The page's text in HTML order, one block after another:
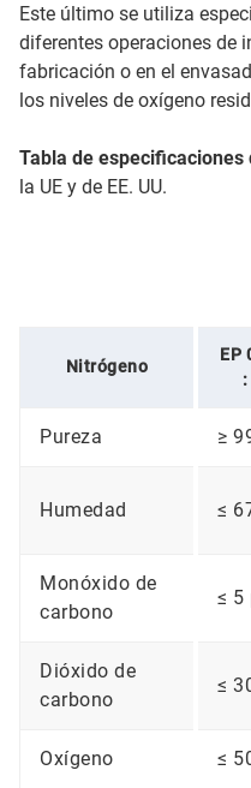
Este último se utiliza
diferentes operaciones de
fabricación o en el
los niveles de oxígeno
Tabla de especificaciones
la UE y de EE. UU.
Nitrógeno
EP
Pureza ≥
Humedad ≤
Monóxido de
carbono
≤ 5
Dióxido de
carbono
≤
Oxígeno ≤